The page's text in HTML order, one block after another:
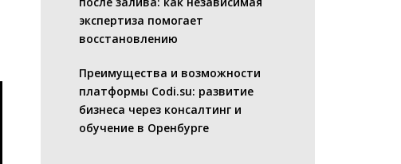
экспертиза помогает
восстановлению
Преимущества и возможности
платформы Codi.su: развитие
бизнеса через консалтинг и
обучение в Оренбурге